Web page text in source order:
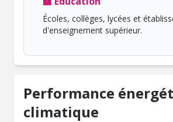
Écoles, collèges, lycées et
d'enseignement supérieur.
Performance
climatique